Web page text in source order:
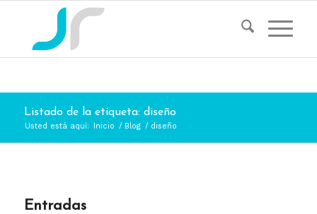
Listado de la etiqueta: diseño
Usted está aquí: Inicio / Blog / diseño
Entradas